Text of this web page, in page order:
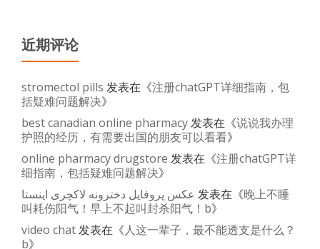
近期评论
stromectol pills 发表在《注册chatGPT详细指南，包
括疑难问题解决》
best canadian online pharmacy发表在《说说我办理
护照的经历，有需要出国的朋友可以看看》
online pharmacy drugstore 发表在《注册chatGPT详
细指南，包括疑难问题解决》
عکس پروفایل دخترونه لاکچری اینستا 发表在《晚上不睡
叫耗伤阳气！早上不起叫封杀阳气！b》
video chat发表在《人这一辈子，最不能透支是什么？
b》